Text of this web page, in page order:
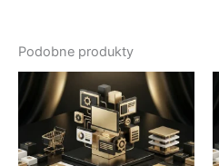
Podobne produkty